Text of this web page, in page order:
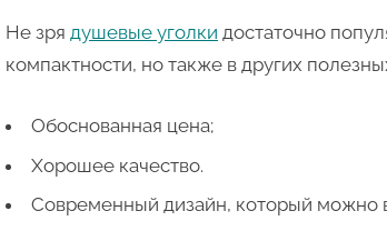
Не зря душевые уголки достаточно
компактности, но также в других
Обоснованная цена;
Хорошее качество.
Современный дизайн, который можно